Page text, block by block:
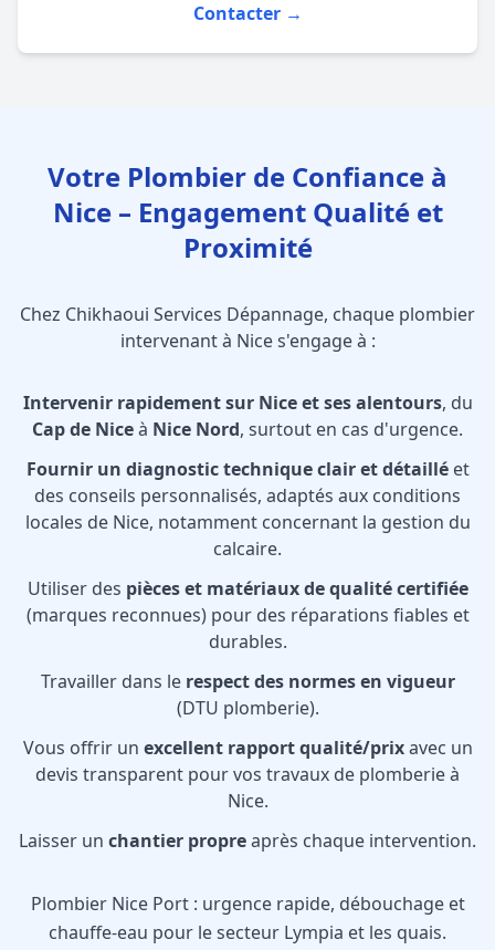
Contacter →
Votre Plombier de Confiance à
Nice – Engagement Qualité et
Proximité
Chez Chikhaoui Services Dépannage, chaque plombier
intervenant à Nice s'engage à :
Intervenir rapidement sur Nice et ses alentours, du
Cap de Niceà Nice Nord, surtout en cas d'urgence.
Fournir un diagnostic technique clair et détailléet
des conseils personnalisés, adaptés aux conditions
locales de Nice, notamment concernant la gestion du
calcaire.
Utiliser des pièces et matériaux de qualité certifiée
(marques reconnues) pour des réparations fiables et
durables.
Travailler dans le respect des normes en vigueur
(DTU plomberie).
Vous offrir un excellent rapport qualité/prixavec un
devis transparent pour vos travaux de plomberie à
Nice.
Laisser un chantier propreaprès chaque intervention.
Plombier Nice Port : urgence rapide, débouchage et
chauffe-eau pour le secteur Lympia et les quais.